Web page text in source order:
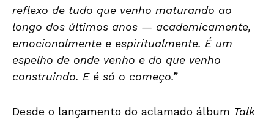
reflexo de tudo que venho maturando ao
longo dos últimos anos — academicamente,
emocionalmente e espiritualmente. É um
espelho de onde venho e do que venho
construindo. E é só o começo.”
Desde o lançamento do aclamado álbum Talk